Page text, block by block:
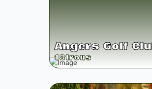
Angers Golf
18trous